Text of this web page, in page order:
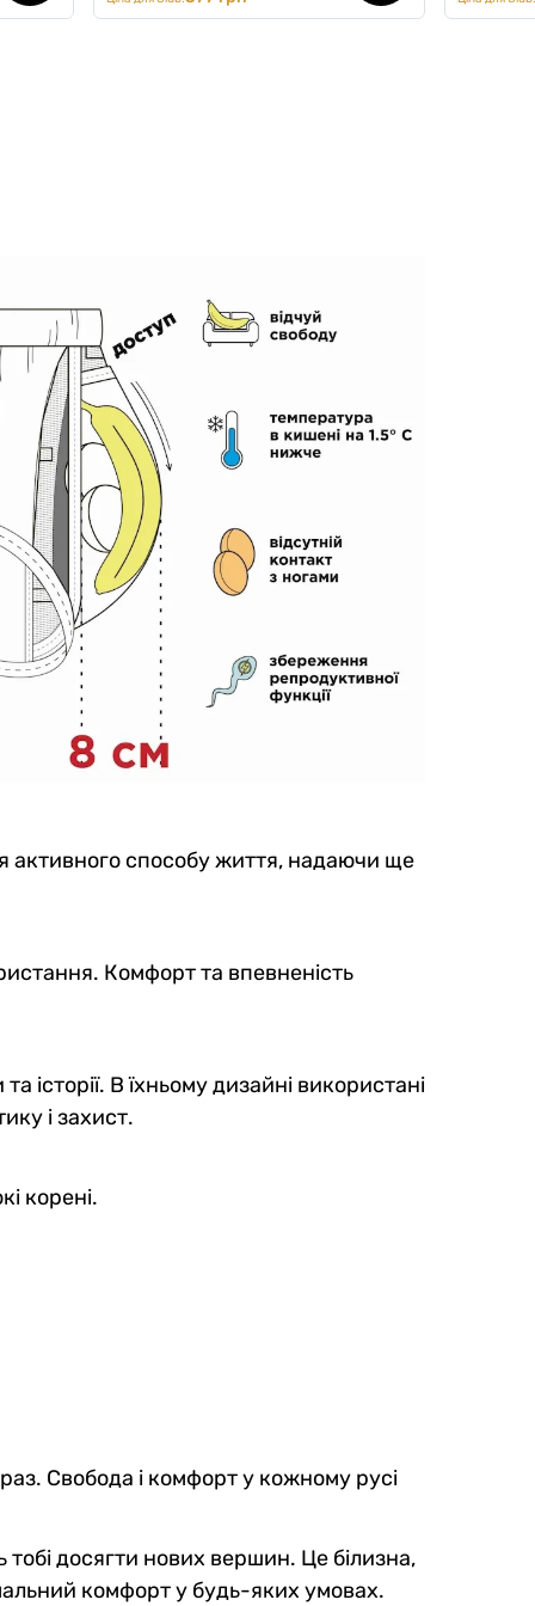
активного способу життя, надаючи ще
Комфорт та впевненість
історії. В їхньому дизайні використані
і захист.
корені.
Свобода і комфорт у кожному русі
досягти нових вершин. Це білизна,
комфорт у будь-яких умовах.